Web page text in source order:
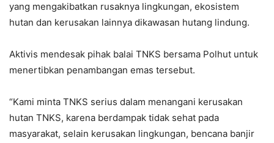
yang mengakibatkan rusaknya lingkungan, ekosistem
hutan dan kerusakan lainnya dikawasan hutang lindung.
Aktivis mendesak pihak balai TNKS bersama Polhut untuk
menertibkan penambangan emas tersebut.
“Kami minta TNKS serius dalam menangani kerusakan
hutan TNKS, karena berdampak tidak sehat pada
masyarakat, selain kerusakan lingkungan, bencana banjir